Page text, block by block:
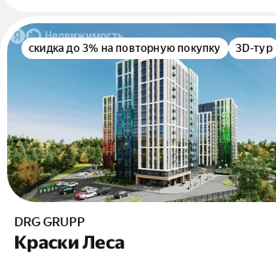
скидка до 3% на повторную покупку 3D-тур
DRG GRUPP
Краски Леса